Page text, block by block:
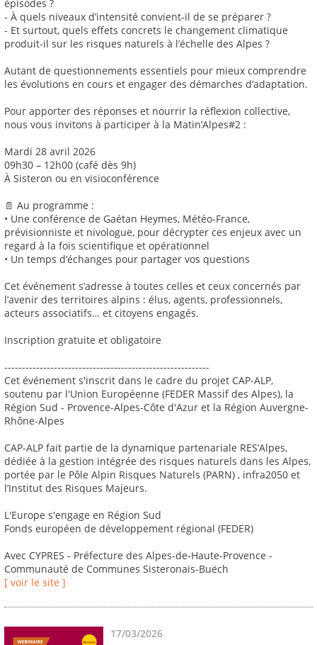
épisodes ?
- À quels niveaux d’intensité convient-il de se préparer ?
- Et surtout, quels effets concrets le changement climatique
produit-il sur les risques naturels à l’échelle des Alpes ?
Autant de questionnements essentiels pour mieux comprendre
les évolutions en cours et engager des démarches d’adaptation.
Pour apporter des réponses et nourrir la réflexion collective,
nous vous invitons à participer à la Matin’Alpes#2 :
Mardi 28 avril 2026
09h30 – 12h00 (café dès 9h)
À Sisteron ou en visioconférence
📄 Au programme :
• Une conférence de Gaétan Heymes, Météo-France,
prévisionniste et nivologue, pour décrypter ces enjeux avec un
regard à la fois scientifique et opérationnel
• Un temps d’échanges pour partager vos questions
Cet événement s’adresse à toutes celles et ceux concernés par
l’avenir des territoires alpins : élus, agents, professionnels,
acteurs associatifs… et citoyens engagés.
Inscription gratuite et obligatoire
----------------------------------------------------------
Cet événement s'inscrit dans le cadre du projet CAP-ALP,
soutenu par l'Union Européenne (FEDER Massif des Alpes), la
Région Sud - Provence-Alpes-Côte d'Azur et la Région Auvergne-
Rhône-Alpes
CAP-ALP fait partie de la dynamique partenariale RES’Alpes,
dédiée à la gestion intégrée des risques naturels dans les Alpes,
portée par le Pôle Alpin Risques Naturels (PARN) , infra2050 et
l’Institut des Risques Majeurs.
L'Europe s'engage en Région Sud
Fonds européen de développement régional (FEDER)
Avec CYPRES - Préfecture des Alpes-de-Haute-Provence -
Communauté de Communes Sisteronais-Buëch
[ voir le site ]
17/03/2026